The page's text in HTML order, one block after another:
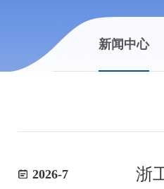
新闻中心
2026-7 浙